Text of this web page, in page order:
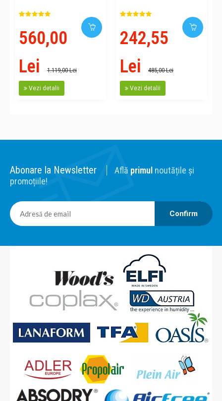
560,00
Lei
1.119,00 Lei
Vezi detalii
242,55
Lei
485,00 Lei
Vezi detalii
Abonare la Newsletter Află primul noutățile și
promoțiile!
Confirm